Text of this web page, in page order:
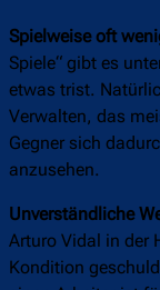
Spielweise oft
Spiele“ gibt es
etwas trist.
Verwalten, das
Gegner sich
anzusehen.
Unverständliche
Arturo Vidal in der
Kondition